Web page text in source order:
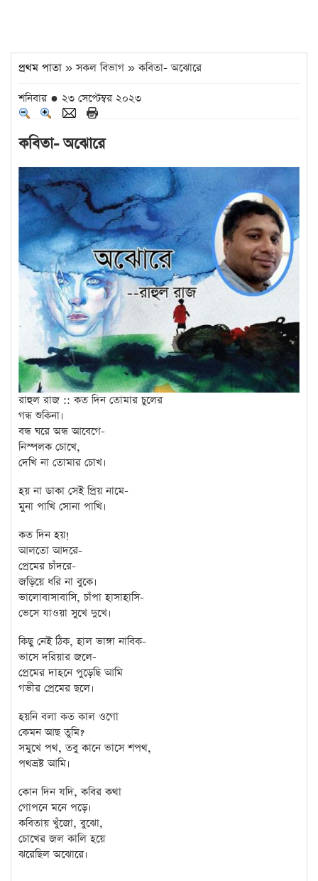
প্রথম পাতা » সকল বিভাগ » কবিতা- অঝোরে
শনিবার ● ২৩ সেপ্টেম্বর ২০২৩
কবিতা- অঝোরে
রাহুল রাজ :: কত দিন তোমার চুলের
গন্ধ শুকিনা।
বন্ধ ঘরে অন্ধ আবেগে-
নিস্পলক চোখে,
দেখি না তোমার চোখ।
হয় না ডাকা সেই প্রিয় নামে-
মুনা পাখি সোনা পাখি।
কত দিন হয়!
আলতো আদরে-
প্রেমের চাঁদরে-
জড়িয়ে ধরি না বুকে।
ভালোবাসাবাসি, চাঁপা হাসাহাসি-
ভেসে যাওয়া সুখে দুখে।
কিছু নেই ঠিক, হাল ভাঙ্গা নাবিক-
ভাসে দরিয়ার জলে-
প্রেমের দাহনে পুড়েছি আমি
গভীর প্রেমের ছলে।
হয়নি বলা কত কাল ওগো
কেমন আছ তুমি?
সমুখে পথ, তবু কানে ভাসে শপথ,
পথভ্রষ্ট আমি।
কোন দিন যদি, কবির কথা
গোপনে মনে পড়ে।
কবিতায় খুঁজো, বুঝো,
চোখের জল কালি হয়ে
ঝরেছিল অঝোরে।